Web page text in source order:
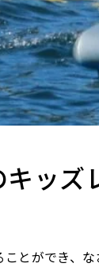
ッズ
とができ、